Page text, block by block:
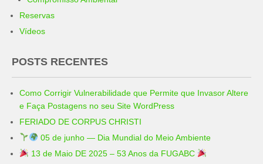
Reservas
Vídeos
POSTS RECENTES
Como Corrigir Vulnerabilidade que Permite que Invasor Altere
e Faça Postagens no seu Site WordPress
FERIADO DE CORPUS CHRISTI
05 de junho — Dia Mundial do Meio Ambiente
13 de Maio DE 2025 – 53 Anos da FUGABC